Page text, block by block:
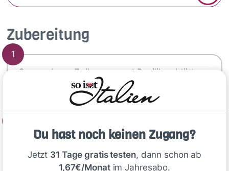
Du hast noch keinen Zugang?
Jetzt 31 Tage gratis testen, dann schon ab
1,67€/Monatim Jahresabo.
Zubereitung
1
Gewaschene Erdbeeren und Basilikumblätter
gleichmäßig auf vier Tellern verteilen.
Je Mozzarellascheiben auf die Erdbeeren…